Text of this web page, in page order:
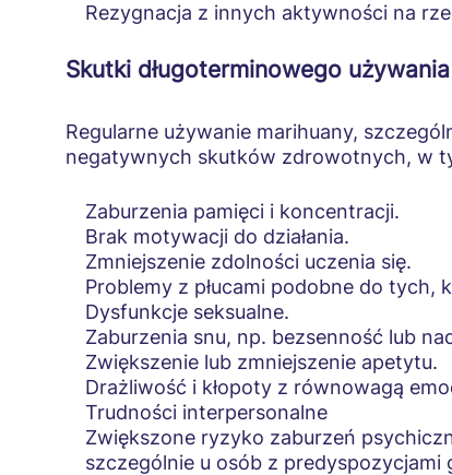
Rezygnacja z innych aktywności na
Skutki długoterminowego
Regularne używanie marihuany,
negatywnych skutków zdrowotnych, w
Zaburzenia pamięci i koncentracji.
Brak motywacji do działania.
Zmniejszenie zdolności uczenia się.
Problemy z płucami podobne do
Dysfunkcje seksualne.
Zaburzenia snu, np. bezsenność lub
Zwiększenie lub zmniejszenie apetytu.
Drażliwość i kłopoty z równowagą
Trudności interpersonalne
Zwiększone ryzyko zaburzeń
szczególnie u osób z predyspozycjami